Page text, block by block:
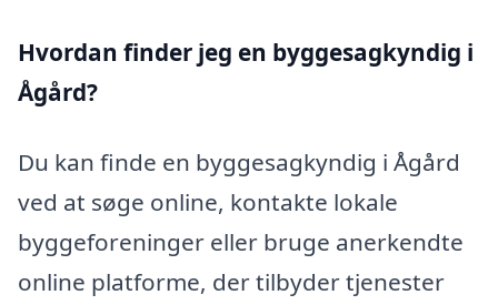
Hvordan finder jeg en byggesagkyndig i
Ågård?
Du kan finde en byggesagkyndig i Ågård
ved at søge online, kontakte lokale
byggeforeninger eller bruge anerkendte
online platforme, der tilbyder tjenester